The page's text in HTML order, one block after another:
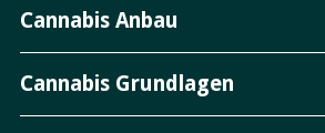
Cannabis Anbau
Cannabis Grundlagen